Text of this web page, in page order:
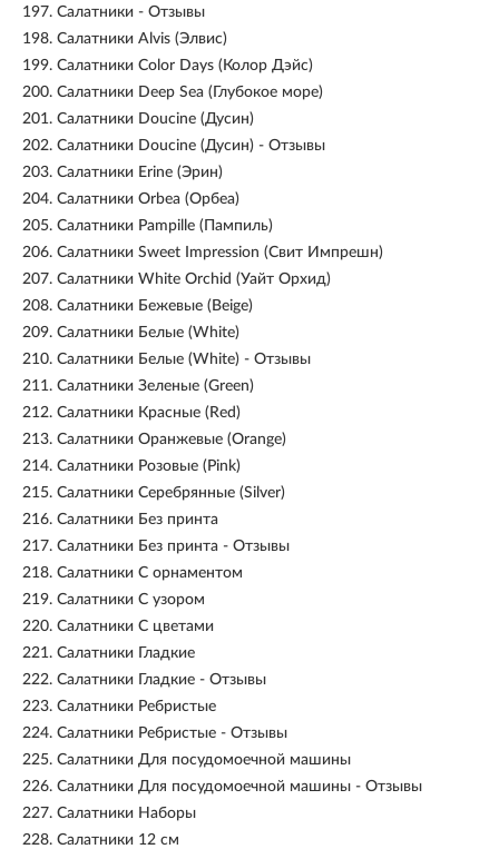
197. Салатники - Отзывы
198. Салатники Alvis (Элвис)
199. Салатники Color Days (Колор Дэйс)
200. Салатники Deep Sea (Глубокое море)
201. Салатники Doucine (Дусин)
202. Салатники Doucine (Дусин) - Отзывы
203. Салатники Erine (Эрин)
204. Салатники Orbea (Орбеа)
205. Салатники Pampille (Пампиль)
206. Салатники Sweet Impression (Свит Импрешн)
207. Салатники White Orchid (Уайт Орхид)
208. Салатники Бежевые (Beige)
209. Салатники Белые (White)
210. Салатники Белые (White) - Отзывы
211. Салатники Зеленые (Green)
212. Салатники Красные (Red)
213. Салатники Оранжевые (Orange)
214. Салатники Розовые (Pink)
215. Салатники Серебрянные (Silver)
216. Салатники Без принта
217. Салатники Без принта - Отзывы
218. Салатники С орнаментом
219. Салатники С узором
220. Салатники С цветами
221. Салатники Гладкие
222. Салатники Гладкие - Отзывы
223. Салатники Ребристые
224. Салатники Ребристые - Отзывы
225. Салатники Для посудомоечной машины
226. Салатники Для посудомоечной машины - Отзывы
227. Салатники Наборы
228. Салатники 12 см